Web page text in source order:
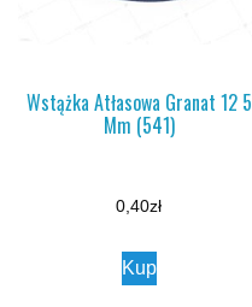
Wstążka Atłasowa Granat 12 5
Mm (541)
0,40zł
Kup